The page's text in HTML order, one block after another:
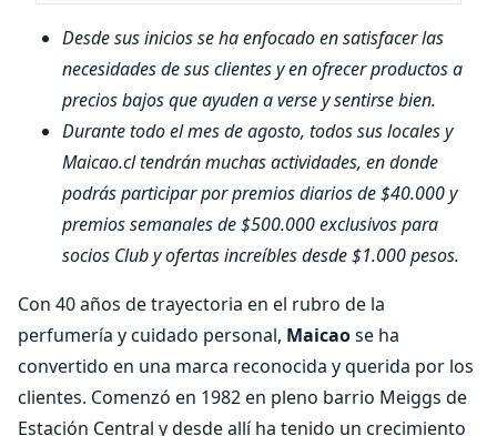
Desde sus inicios se ha enfocado en satisfacer las
necesidades de sus clientes y en ofrecer productos a
precios bajos que ayuden a verse y sentirse bien.
Durante todo el mes de agosto, todos sus locales y
Maicao.cl tendrán muchas actividades, en donde
podrás participar por premios diarios de $40.000 y
premios semanales de $500.000 exclusivos para
socios Club y ofertas increíbles desde $1.000 pesos.
Con 40 años de trayectoria en el rubro de la
perfumería y cuidado personal, Maicaose ha
convertido en una marca reconocida y querida por los
clientes. Comenzó en 1982 en pleno barrio Meiggs de
Estación Central y desde allí ha tenido un crecimiento